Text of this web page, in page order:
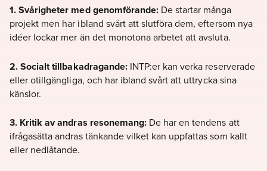
1. Svårigheter med genomförande:De startar många
projekt men har ibland svårt att slutföra dem, eftersom nya
idéer lockar mer än det monotona arbetet att avsluta.
2. Socialt tillbakadragande:INTP:er kan verka reserverade
eller otillgängliga, och har ibland svårt att uttrycka sina
känslor.
3. Kritik av andras resonemang:De har en tendens att
ifrågasätta andras tänkande vilket kan uppfattas som kallt
eller nedlåtande.